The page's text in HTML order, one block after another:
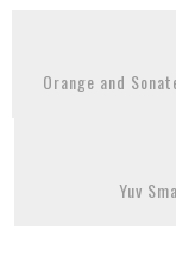
Orange and
Yuv